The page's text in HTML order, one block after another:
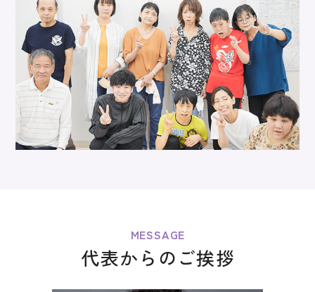
MESSAGE
代表からのご挨拶